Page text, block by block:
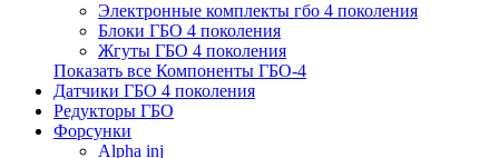
Электронные комплекты гбо 4 поколения
Блоки ГБО 4 поколения
Жгуты ГБО 4 поколения
Показать все Компоненты ГБО-4
Датчики ГБО 4 поколения
Редукторы ГБО
Форсунки
Alpha inj